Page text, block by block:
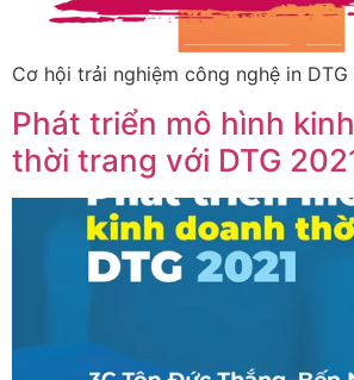
Cơ hội trải nghiệm công nghệ in
Phát triển mô hình
thời trang với DTG